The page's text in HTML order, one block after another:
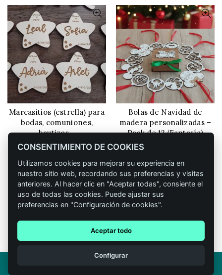
CONFIGURAR
Marcasitios (estrella) para
bodas, comuniones,
bautizos…
0,85€ - 1,29€Rango
de
precios:
desde
0,85 €
hasta
1,29 €
CONFIGURAR
Bolas de Navidad de
madera personalizadas –
Pack de 12 (Fantasía)
26,90
1
CONSENTIMIENTO DE COOKIES
Utilizamos cookies para mejorar su experiencia en
nuestro sitio web, recordando sus preferencias y visitas
anteriores. Al hacer clic en "Aceptar todas", consiente el
uso de todas las cookies. Puede ajustar sus
preferencias en "Configuración de cookies".
Aceptar todo
Configurar